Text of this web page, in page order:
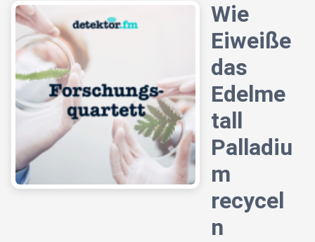
Wie
Eiweiße
das
Edelme
tall
Palladiu
m
recycel
n